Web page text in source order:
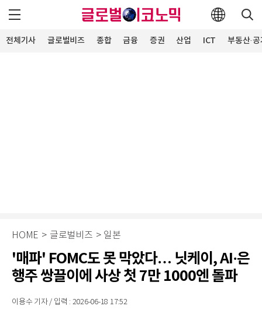
전체기사 글로벌비즈 종합 금융 증권 산업 ICT 부동산·
HOME > 글로벌비즈 > 일본
'매파' FOMC도 못 막았다… 닛케이, AI·은
행주 쌍끌이에 사상 첫 7만 1000엔 돌파
이용수 기자 / 입력 : 2026-06-18 17:52